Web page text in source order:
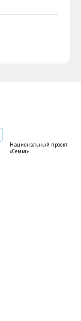
Национальный проект
«Семья»